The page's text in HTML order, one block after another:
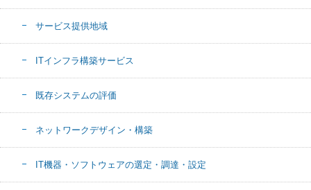
サービス提供地域
ITインフラ構築サービス
既存システムの評価
ネットワークデザイン・構築
IT機器・ソフトウェアの選定・調達・設定